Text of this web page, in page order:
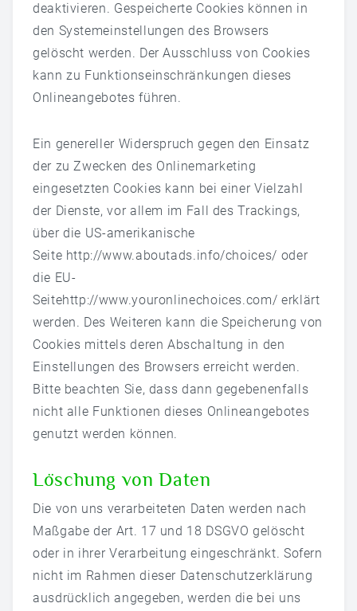
deaktivieren. Gespeicherte Cookies können in
den Systemeinstellungen des Browsers
gelöscht werden. Der Ausschluss von Cookies
kann zu Funktionseinschränkungen dieses
Onlineangebotes führen.
Ein genereller Widerspruch gegen den Einsatz
der zu Zwecken des Onlinemarketing
eingesetzten Cookies kann bei einer Vielzahl
der Dienste, vor allem im Fall des Trackings,
über die US-amerikanische
Seite http://www.aboutads.info/choices/ oder
die EU-
Seitehttp://www.youronlinechoices.com/ erklärt
werden. Des Weiteren kann die Speicherung von
Cookies mittels deren Abschaltung in den
Einstellungen des Browsers erreicht werden.
Bitte beachten Sie, dass dann gegebenenfalls
nicht alle Funktionen dieses Onlineangebotes
genutzt werden können.
Löschung von Daten
Die von uns verarbeiteten Daten werden nach
Maßgabe der Art. 17 und 18 DSGVO gelöscht
oder in ihrer Verarbeitung eingeschränkt. Sofern
nicht im Rahmen dieser Datenschutzerklärung
ausdrücklich angegeben, werden die bei uns